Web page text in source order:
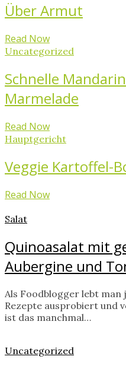
Über Armut
Read Now
Uncategorized
Schnelle
Marmelade
Read Now
Hauptgericht
Veggie Kartoffel-
Read Now
Salat
Quinoasalat mit
Aubergine und
Als Foodblogger lebt man
Rezepte ausprobiert und
ist das manchmal…
Uncategorized